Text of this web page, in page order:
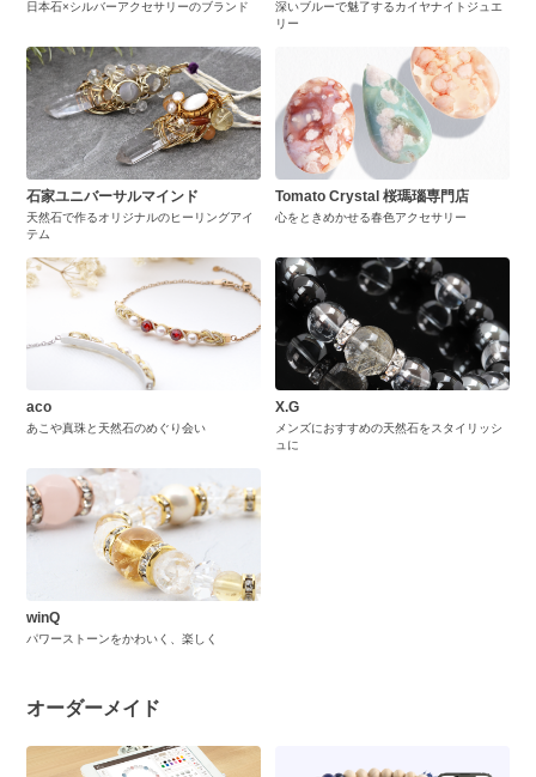
日本石×シルバーアクセサリーのブランド
深いブルーで魅了するカイヤナイトジュエ
リー
石家ユニバーサルマインド
天然石で作るオリジナルのヒーリングアイ
テム
Tomato Crystal 桜瑪瑙専門店
心をときめかせる春色アクセサリー
aco
あこや真珠と天然石のめぐり会い
X.G
メンズにおすすめの天然石をスタイリッシ
ュに
winQ
パワーストーンをかわいく、楽しく
オーダーメイド